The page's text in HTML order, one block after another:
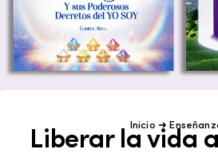
Inicio ➜
Liberar la vida